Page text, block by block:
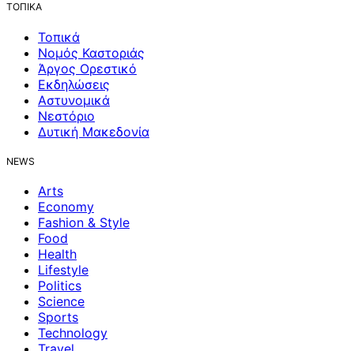
ΤΟΠΙΚΑ
Τοπικά
Νομός Καστοριάς
Άργος Ορεστικό
Εκδηλώσεις
Αστυνομικά
Νεστόριο
Δυτική Μακεδονία
NEWS
Arts
Economy
Fashion & Style
Food
Health
Lifestyle
Politics
Science
Sports
Technology